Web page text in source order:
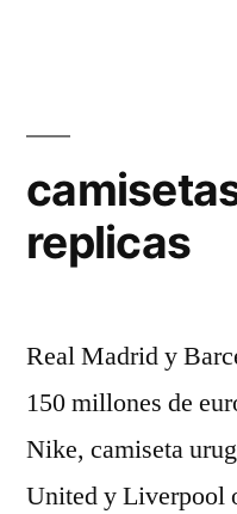
replicas
Real Madrid y
150 millones de
Nike, camiseta
United y Liverpool